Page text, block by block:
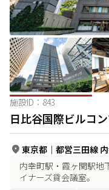
施設ID： 843
日比谷国際ビルコ
東京都 ｜ 都営三田線
内幸町駅・霞ヶ関駅地
イナーズ貸会議室。